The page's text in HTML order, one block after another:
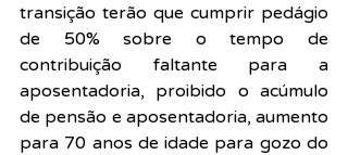
transição terão que cumprir pedágio
de 50% sobre o tempo de
contribuição faltante para a
aposentadoria, proibido o acúmulo
de pensão e aposentadoria, aumento
para 70 anos de idade para gozo do